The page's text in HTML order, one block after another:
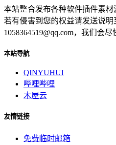
本站整合发布各种软件插件素
若有侵害到您的权益请发送说明
1058364519@qq.com，我们会尽
本站导航
QINYUHUI
哔哩哔哩
木屋云
友情链接
免费临时邮箱